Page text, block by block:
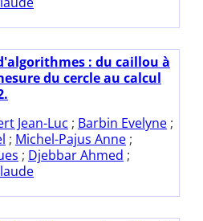
: du caillou à
du cercle au calcul
Jean-Luc ; Barbin Evelyne ;
; Michel-Pajus Anne ;
; Djebbar Ahmed ;